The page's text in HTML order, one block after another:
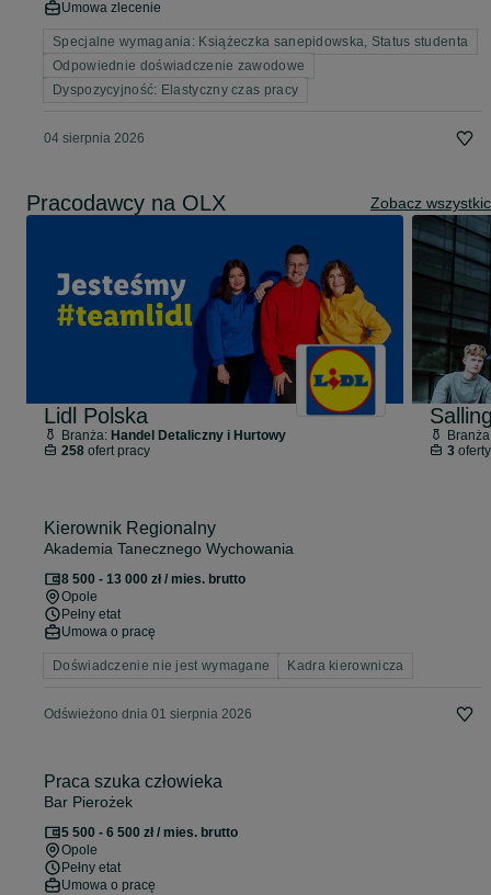
Umowa zlecenie
Specjalne wymagania: Książeczka sanepidowska, Status studenta
Odpowiednie doświadczenie zawodowe
Dyspozycyjność: Elastyczny czas pracy
04 sierpnia 2026
Pracodawcy na OLX Zobacz
Lidl Polska
Branża: Handel Detaliczny i Hurtowy
258ofert pracy
3
Kierownik Regionalny
Akademia Tanecznego Wychowania
8 500 - 13 000 zł / mies. brutto
Opole
Pełny etat
Umowa o pracę
Doświadczenie nie jest wymagane Kadra kierownicza
Odświeżono dnia 01 sierpnia 2026
Praca szuka człowieka
Bar Pierożek
5 500 - 6 500 zł / mies. brutto
Opole
Pełny etat
Umowa o pracę